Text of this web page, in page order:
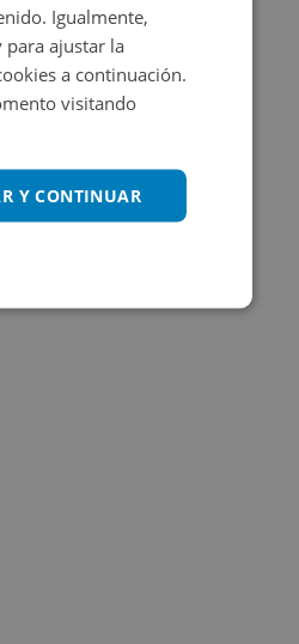
Igualmente,
para ajustar la
a continuación.
visitando
Y CONTINUAR